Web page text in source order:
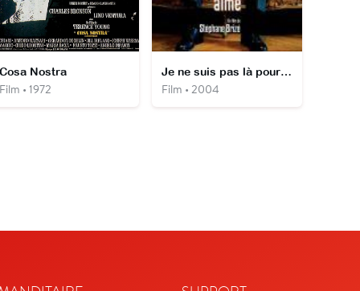
Nostra
• 1972
Je ne suis pas là pour être aimé
Film • 2004